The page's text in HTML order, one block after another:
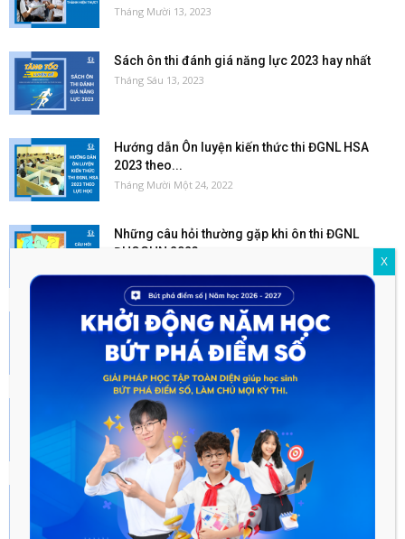
Tháng Mười 13, 2023
Sách ôn thi đánh giá năng lực 2023 hay nhất
Tháng Sáu 13, 2023
Hướng dẫn Ôn luyện kiến thức thi ĐGNL HSA
2023 theo...
Tháng Mười Một 24, 2022
Những câu hỏi thường gặp khi ôn thi ĐGNL
ĐHQGHN 2023...
Đề thi đánh giá năng lực 2022 tất cả các
trường
Tháng Sáu 18, 2022
Hướng dẫn Ôn luyện kiến thức theo môn học
kỳ thi...
Tháng Mười Một 24, 2022
Những sai lầm trong quá trình ôn thi ĐGNL
ĐHQGHN 2023...
Tháng Mười Một 24, 2022
X